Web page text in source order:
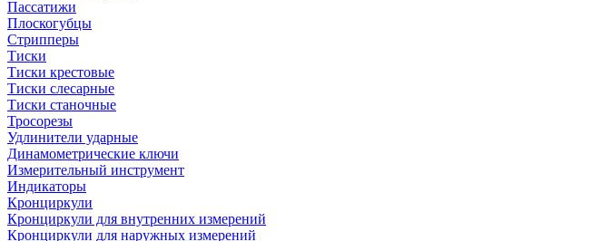
Пассатижи
Плоскогубцы
Стрипперы
Тиски
Тиски крестовые
Тиски слесарные
Тиски станочные
Тросорезы
Удлинители ударные
Динамометрические ключи
Измерительный инструмент
Индикаторы
Кронциркули
Кронциркули для внутренних измерений
Кронциркули для наружных измерений